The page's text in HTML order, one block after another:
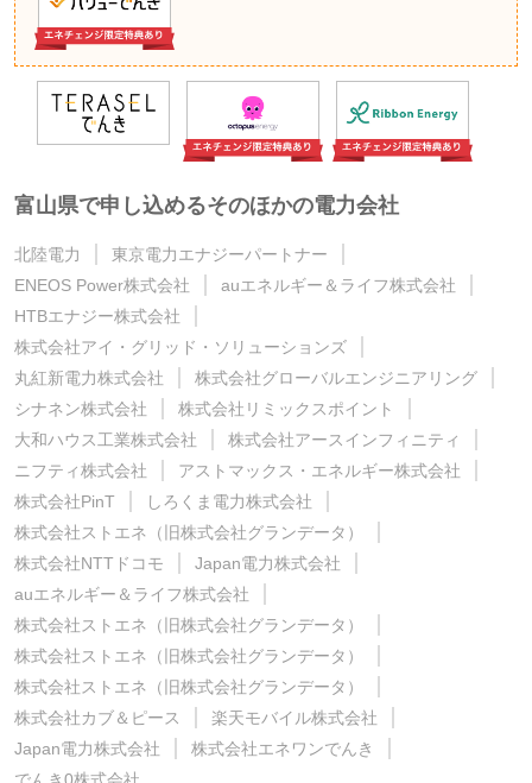
富山県で申し込めるそのほかの電力会社
北陸電力
東京電力エナジーパートナー
ENEOS Power株式会社
auエネルギー＆ライフ株式会社
HTBエナジー株式会社
株式会社アイ・グリッド・ソリューションズ
丸紅新電力株式会社
株式会社グローバルエンジニアリング
シナネン株式会社
株式会社リミックスポイント
大和ハウス工業株式会社
株式会社アースインフィニティ
ニフティ株式会社
アストマックス・エネルギー株式会社
株式会社PinT
しろくま電力株式会社
株式会社ストエネ（旧株式会社グランデータ）
株式会社NTTドコモ
Japan電力株式会社
auエネルギー＆ライフ株式会社
株式会社ストエネ（旧株式会社グランデータ）
株式会社ストエネ（旧株式会社グランデータ）
株式会社ストエネ（旧株式会社グランデータ）
株式会社カブ＆ピース
楽天モバイル株式会社
Japan電力株式会社
株式会社エネワンでんき